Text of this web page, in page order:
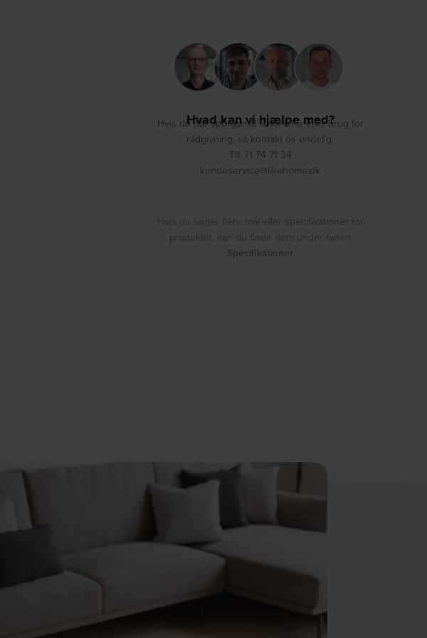
Hvad kan vi hjælpe med?
Hvis du har spørgsmål til varerne eller brug for
rådgivning, så kontakt os endelig.
Tlf. 71 74 71 34
kundeservice@likehome.dk
Hvis du søger flere mål eller specifikationer for
produktet, kan du finde dem under fanen
Specifikationer